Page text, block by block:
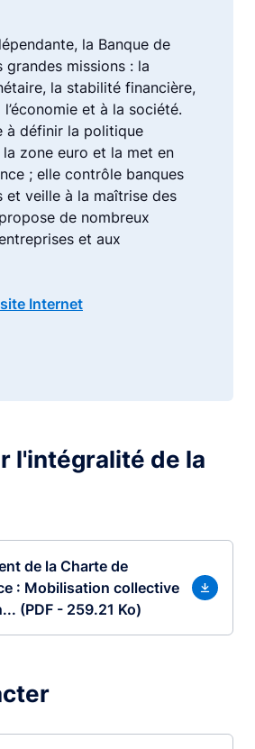
la Banque de
grandes missions : la
la stabilité financière,
et à la société.
à définir la politique
zone euro et la met en
; elle contrôle banques
et veille à la maîtrise des
de nombreux
et aux
site Internet
l'intégralité de la
de la Charte de
: Mobilisation collective
(PDF - 259.21 Ko)